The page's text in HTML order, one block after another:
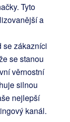
Tyto
a
se zákazníci
se stanou
věrnostní
silnou
nejlepší
kanál.